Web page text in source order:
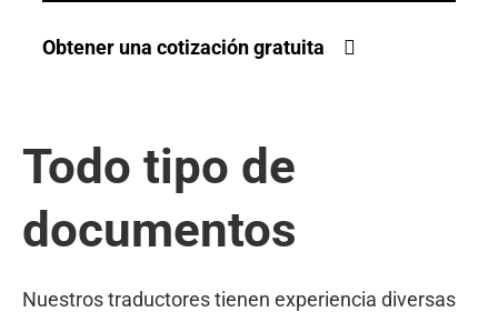
Obtener una cotización gratuita
Todo tipo de
documentos
Nuestros traductores tienen experiencia diversas